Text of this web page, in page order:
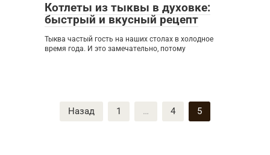
Котлеты из тыквы в духовке:
быстрый и вкусный рецепт
Тыква частый гость на наших столах в холодное
время года. И это замечательно, потому
Назад 1 … 4 5